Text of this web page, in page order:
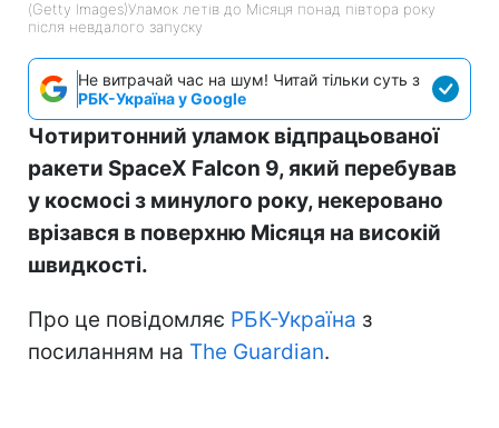
(Getty Images)Уламок летів до Місяця понад півтора року
після невдалого запуску
Не витрачай час на шум! Читай тільки суть з
РБК-Україна у Google
Чотиритонний уламок відпрацьованої
ракети SpaceX Falcon 9, який перебував
у космосі з минулого року, некеровано
врізався в поверхню Місяця на високій
швидкості.
Про це повідомляє РБК-Україна з
посиланням на The Guardian.